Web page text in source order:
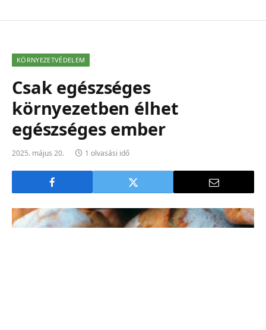
KÖRNYEZETVÉDELEM
Csak egészséges
környezetben élhet
egészséges ember
2025. május 20. 1 olvasási idő